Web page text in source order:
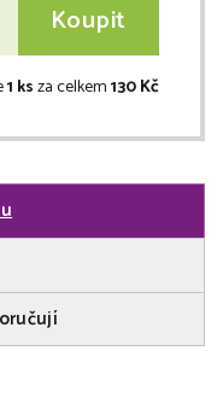
Koupit
1 ksza celkem130 Kč